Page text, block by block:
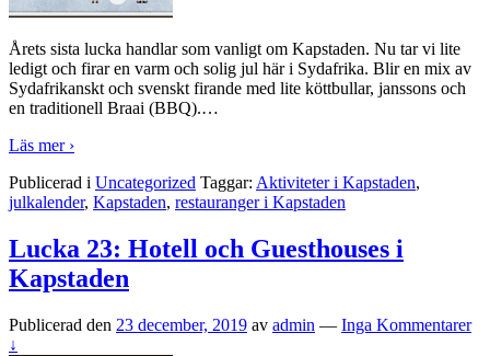
Årets sista lucka handlar som vanligt om Kapstaden. Nu tar vi lite
ledigt och firar en varm och solig jul här i Sydafrika. Blir en mix av
Sydafrikanskt och svenskt firande med lite köttbullar, janssons och
en traditionell Braai (BBQ).…
Läs mer ›
Publicerad i Uncategorized Taggar: Aktiviteter i Kapstaden,
julkalender, Kapstaden, restauranger i Kapstaden
Lucka 23: Hotell och Guesthouses i
Kapstaden
Publicerad den 23 december, 2019 av admin — Inga Kommentarer
↓